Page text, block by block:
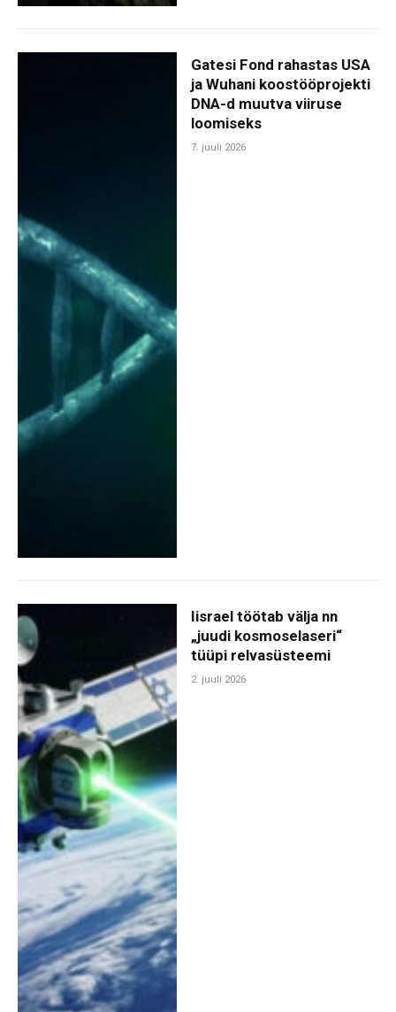
Gatesi Fond rahastas USA
ja Wuhani koostööprojekti
DNA-d muutva viiruse
loomiseks
7. juuli 2026
Iisrael töötab välja nn
„juudi kosmoselaseri“
tüüpi relvasüsteemi
2. juuli 2026